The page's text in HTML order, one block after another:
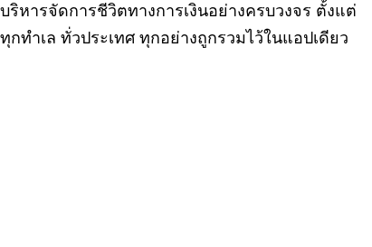
หารจัดการชีวิตทางการเงินอย่างครบวงจร ตั้งแต่
ำเล ทั่วประเทศ ทุกอย่างถูกรวมไว้ในแอปเดียว